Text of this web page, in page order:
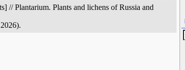
// Plantarium. Plants and lichens of Russia and